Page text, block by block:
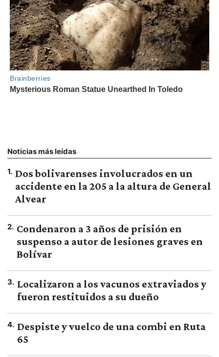
Noticias más leídas
1. Dos bolivarenses involucrados en un
accidente en la 205 a la altura de General
Alvear
2. Condenaron a 3 años de prisión en
suspenso a autor de lesiones graves en
Bolívar
3. Localizaron a los vacunos extraviados y
fueron restituidos a su dueño
4. Despiste y vuelco de una combi en Ruta
65